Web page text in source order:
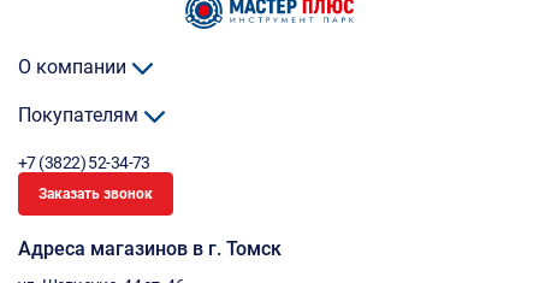
О компании
Покупателям
+7 (3822) 52-34-73
Заказать звонок
Адреса магазинов в г. Томск